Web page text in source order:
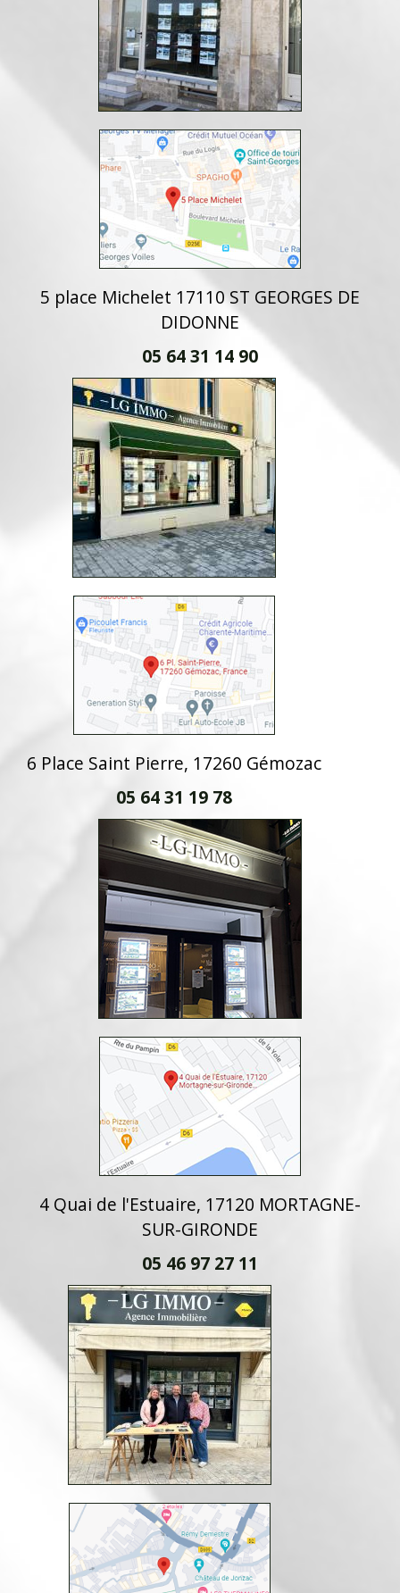
5 place Michelet 17110 ST GEORGES DE
DIDONNE
05 64 31 14 90
6 Place Saint Pierre, 17260 Gémozac
05 64 31 19 78
4 Quai de l'Estuaire, 17120 MORTAGNE-
SUR-GIRONDE
05 46 97 27 11